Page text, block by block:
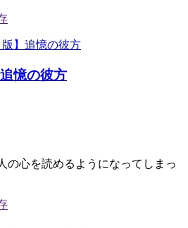
憶の彼方
の心を読めるようになってしまっ